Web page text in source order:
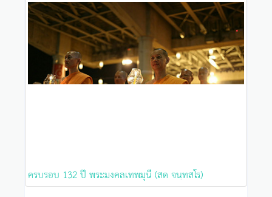
ครบรอบ 132 ปี พระมงคลเทพมุนี (สด จนฺทสโร)